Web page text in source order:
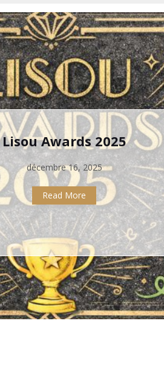
septembre 23, 2025
Read More